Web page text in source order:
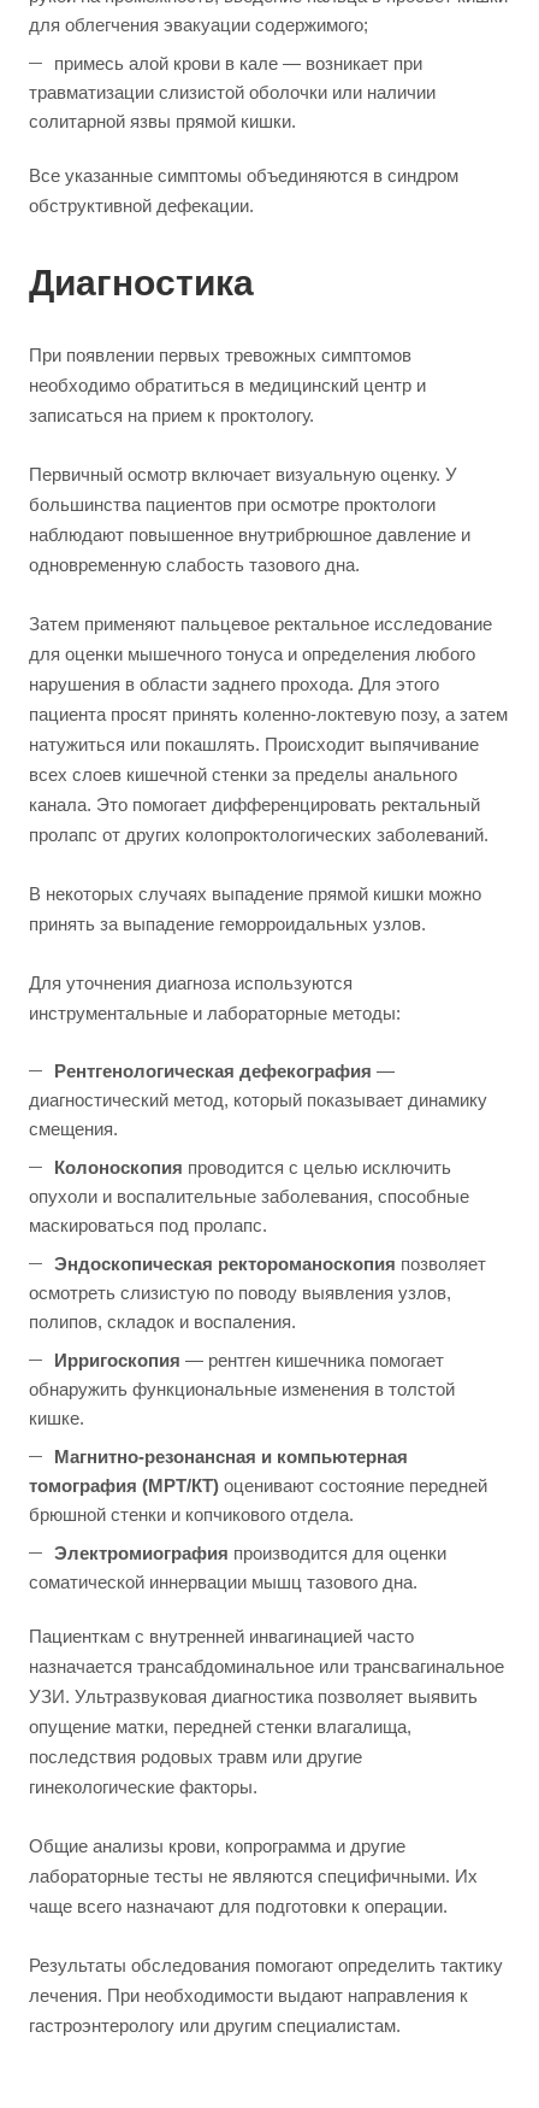
для облегчения эвакуации содержимого;
примесь алой крови в кале — возникает при
травматизации слизистой оболочки или наличии
солитарной язвы прямой кишки.
Все указанные симптомы объединяются в синдром
обструктивной дефекации.
Диагностика
При появлении первых тревожных симптомов
необходимо обратиться в медицинский центр и
записаться на прием к проктологу.
Первичный осмотр включает визуальную оценку. У
большинства пациентов при осмотре проктологи
наблюдают повышенное внутрибрюшное давление и
одновременную слабость тазового дна.
Затем применяют пальцевое ректальное исследование
для оценки мышечного тонуса и определения любого
нарушения в области заднего прохода. Для этого
пациента просят принять коленно-локтевую позу, а затем
натужиться или покашлять. Происходит выпячивание
всех слоев кишечной стенки за пределы анального
канала. Это помогает дифференцировать ректальный
пролапс от других колопроктологических заболеваний.
В некоторых случаях выпадение прямой кишки можно
принять за выпадение геморроидальных узлов.
Для уточнения диагноза используются
инструментальные и лабораторные методы:
Рентгенологическая дефекография —
диагностический метод, который показывает динамику
смещения.
Колоноскопия проводится с целью исключить
опухоли и воспалительные заболевания, способные
маскироваться под пролапс.
Эндоскопическая ректороманоскопия позволяет
осмотреть слизистую по поводу выявления узлов,
полипов, складок и воспаления.
Ирригоскопия — рентген кишечника помогает
обнаружить функциональные изменения в толстой
кишке.
Магнитно-резонансная и компьютерная
томография (МРТ/КТ) оценивают состояние передней
брюшной стенки и копчикового отдела.
Электромиография производится для оценки
соматической иннервации мышц тазового дна.
Пациенткам с внутренней инвагинацией часто
назначается трансабдоминальное или трансвагинальное
УЗИ. Ультразвуковая диагностика позволяет выявить
опущение матки, передней стенки влагалища,
последствия родовых травм или другие
гинекологические факторы.
Общие анализы крови, копрограмма и другие
лабораторные тесты не являются специфичными. Их
чаще всего назначают для подготовки к операции.
Результаты обследования помогают определить тактику
лечения. При необходимости выдают направления к
гастроэнтерологу или другим специалистам.